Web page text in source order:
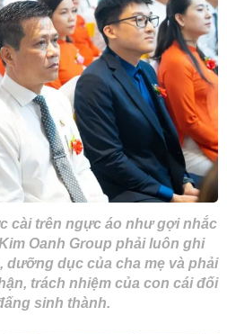
cài trên ngực áo như gợi nhắc
Oanh Group phải luôn ghi
dục của cha mẹ và phải
trách nhiệm của con cái đối
sinh thành.